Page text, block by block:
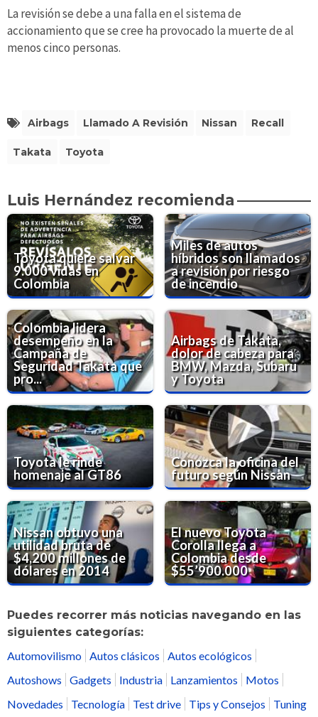
La revisión se debe a una falla en el sistema de
accionamiento que se cree ha provocado la muerte de al
menos cinco personas.
Airbags Llamado A Revisión Nissan Recall
Takata Toyota
Luis Hernández recomienda
Toyota quiere salvar
9.000 vidas en
Colombia
Miles de autos
híbridos son llamados
a revisión por riesgo
de incendio
Colombia lidera
desempeño en la
Campaña de
Seguridad Takata que
pro...
Airbags de Takata,
dolor de cabeza para
BMW, Mazda, Subaru
y Toyota
Toyota le rinde
homenaje al GT86
Conozca la oficina del
futuro según Nissan
Nissan obtuvo una
utilidad bruta de
$4,200 millones de
dólares en 2014
El nuevo Toyota
Corolla llega a
Colombia desde
$55’900.000
Puedes recorrer más noticias navegando en las
siguientes categorías:
Automovilismo Autos clásicos
Autos ecológicos
Autoshows
Gadgets Industria Lanzamientos
Motos
Novedades
Tecnología Test drive Tips y Consejos Tuning